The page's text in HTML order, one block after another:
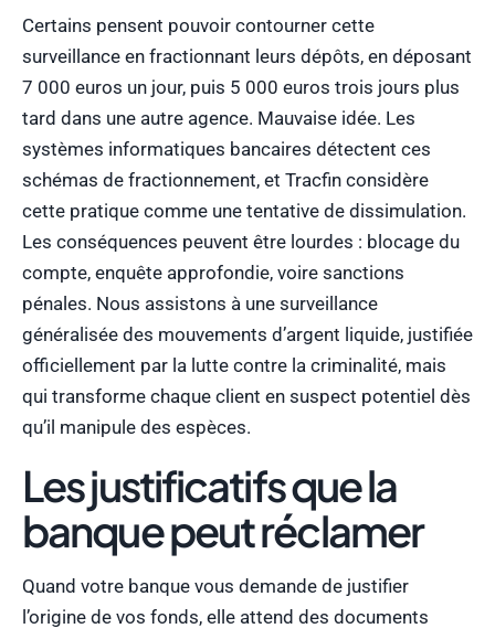
Certains pensent pouvoir contourner cette
surveillance en fractionnant leurs dépôts, en déposant
7 000 euros un jour, puis 5 000 euros trois jours plus
tard dans une autre agence. Mauvaise idée. Les
systèmes informatiques bancaires détectent ces
schémas de fractionnement, et Tracfin considère
cette pratique comme une tentative de dissimulation.
Les conséquences peuvent être lourdes : blocage du
compte, enquête approfondie, voire sanctions
pénales. Nous assistons à une surveillance
généralisée des mouvements d’argent liquide, justifiée
officiellement par la lutte contre la criminalité, mais
qui transforme chaque client en suspect potentiel dès
qu’il manipule des espèces.
Les justificatifs que la
banque peut réclamer
Quand votre banque vous demande de justifier
l’origine de vos fonds, elle attend des documents